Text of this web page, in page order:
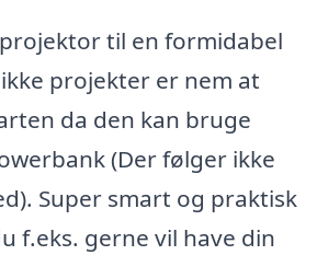
til en formidabel
projekter er nem at
da den kan bruge
(Der følger ikke
Super smart og praktisk
f.eks. gerne vil have din